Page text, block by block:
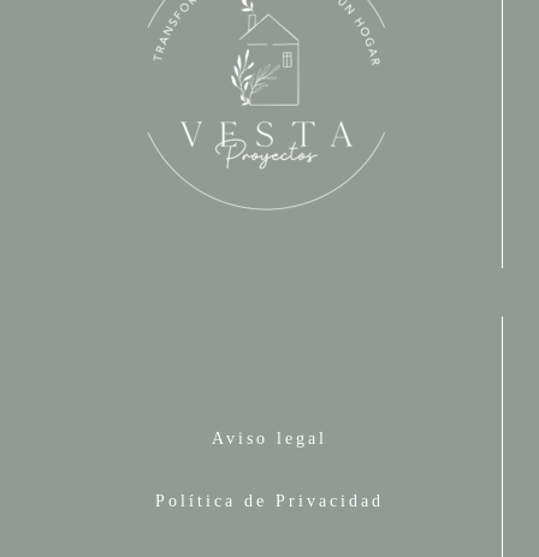
Aviso legal
Política de Privacidad